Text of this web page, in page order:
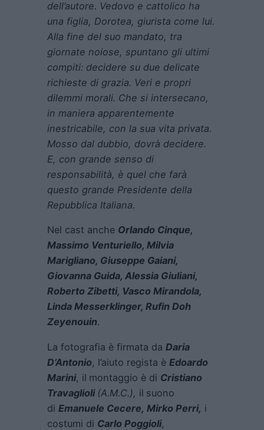
dell’autore. Vedovo e cattolico ha
una figlia, Dorotea, giurista come lui.
Alla fine del suo mandato, tra
giornate noiose, spuntano gli ultimi
compiti: decidere su due delicate
richieste di grazia. Veri e propri
dilemmi morali. Che si intersecano,
in maniera apparentemente
inestricabile, con la sua vita privata.
Mosso dal dubbio, dovrà decidere.
E, con grande senso di
responsabilità, è quel che farà
questo grande Presidente della
Repubblica Italiana.
Nel cast anche Orlando Cinque,
Massimo Venturiello, Milvia
Marigliano, Giuseppe Gaiani,
Giovanna Guida, Alessia Giuliani,
Roberto Zibetti, Vasco Mirandola,
Linda Messerklinger, Rufin Doh
Zeyenouin.
La fotografia è firmata da Daria
D’Antonio, l’aiuto regista è Edoardo
Marini, il montaggio è di Cristiano
Travaglioli (A.M.C.), il suono
di Emanuele Cecere, Mirko Perri, i
costumi di Carlo Poggioli,